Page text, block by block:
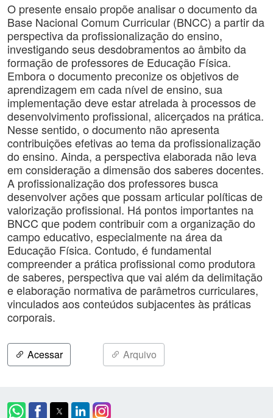
O presente ensaio propõe analisar o documento da
Base Nacional Comum Curricular (BNCC) a partir da
perspectiva da profissionalização do ensino,
investigando seus desdobramentos ao âmbito da
formação de professores de Educação Física.
Embora o documento preconize os objetivos de
aprendizagem em cada nível de ensino, sua
implementação deve estar atrelada à processos de
desenvolvimento profissional, alicerçados na prática.
Nesse sentido, o documento não apresenta
contribuições efetivas ao tema da profissionalização
do ensino. Ainda, a perspectiva elaborada não leva
em consideração a dimensão dos saberes docentes.
A profissionalização dos professores busca
desenvolver ações que possam articular políticas de
valorização profissional. Há pontos importantes na
BNCC que podem contribuir com a organização do
campo educativo, especialmente na área da
Educação Física. Contudo, é fundamental
compreender a prática profissional como produtora
de saberes, perspectiva que vai além da delimitação
e elaboração normativa de parâmetros curriculares,
vinculados aos conteúdos subjacentes às práticas
corporais.
Acessar Arquivo